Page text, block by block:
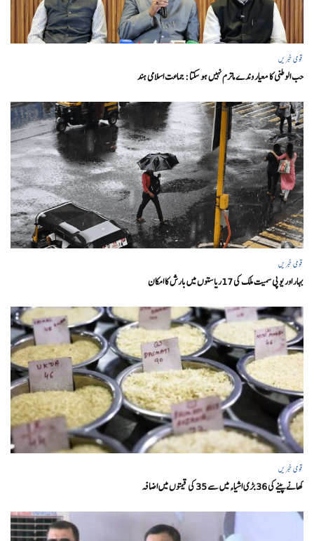
قومی خبریں
حب الوطنی کا معیار وندے ماترم نہیں ہو سکتا : جماعت اسلامی ہند
قومی خبریں
بہار اور یو پی سمیت ملک کی 17ریاستوں میں بارش کا امکان
قومی خبریں
کھانے پینے کی 36 بڑی اشیاء میں سے 35 کی قیمتوں میں اضافہ